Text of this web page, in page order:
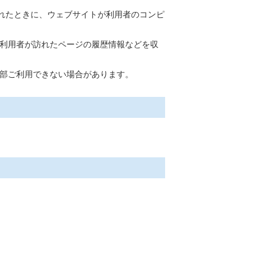
ときに、ウェブサイトが利用者のコンピ
者が訪れたページの履歴情報などを収
利用できない場合があります。